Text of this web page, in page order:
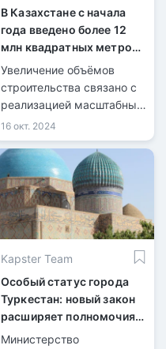
В Казахстане с начала
года введено более 12
млн квадратных метров
жилья
Увеличение объёмов
строительства связано с
реализацией масштабных
государственных
программ в сфере жилья
и инфраструктуры.
16 окт. 2024
Kapster Team
Особый статус города
Туркестан: новый закон
расширяет полномочия
местных органов власти
Министерство